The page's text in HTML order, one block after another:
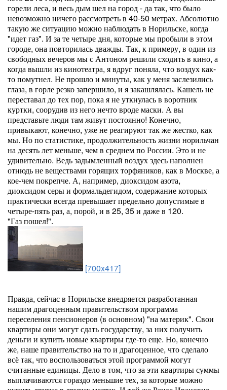
горели леса, и весь дым шел на город - да так, что было
невозможно ничего рассмотреть в 40-50 метрах. Абсолютно
такую же ситуацию можно наблюдать в Норильске, когда
"идет газ". И за те четыре дня, которые мы пробыли в этом
городе, она повторилась дважды. Так, к примеру, в один из
свободных вечеров мы с Антоном решили сходить в кино, а
когда вышли из кинотеатра, я вдруг поняла, что воздух как-
то помутнел. Не прошло и минуты, как у меня заслезились
глаза, в горле резко запершило, и я закашлялась. Кашель не
переставал до тех пор, пока я не уткнулась в воротник
куртки, соорудив из него нечто вроде маски. А вы
представьте люди там живут постоянно! Конечно,
привыкают, конечно, уже не реагируют так же жестко, как
мы. Но по статистике, продолжительность жизни норильчан
на десять лет меньше, чем в среднем по России. Это и не
удивительно. Ведь задымленный воздух здесь наполнен
отнюдь не веществами горящих торфяников, как в Москве, а
кое-чем покрепче. А, например, диоксидом азота,
диоксидом серы и формальдегидом, содержание которых
практически всегда превышает предельно допустимые в
четыре-пять раз, а, порой, и в 25, 35 и даже в 120.
"Газ пошел!".
[700x417]
Правда, сейчас в Норильске внедряется разработанная
нашим драгоценным правительством программа
переселения пенсионеров (в основном) "на материк". Свои
квартиры они могут сдать государству, за них получить
деньги и купить новые квартиры где-то еще. Но, конечно
же, наше правительство на то и драгоценное, что сделало
всё так, что воспользоваться этой программой могут
считанные единицы. Дело в том, что за эти квартиры суммы
выплачиваются гораздо меньшие тех, за которые можно